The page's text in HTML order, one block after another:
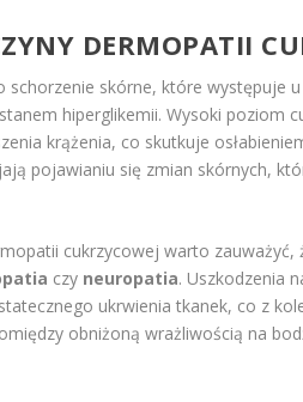
DERMOPATII
skórne, które występuje
hiperglikemii. Wysoki poziom
krążenia, co skutkuje
pojawianiu się zmian skórnych,
cukrzycowej warto
czy neuropatia. Uszkodzenia
ukrwienia tkanek, co z
obniżoną wrażliwością na